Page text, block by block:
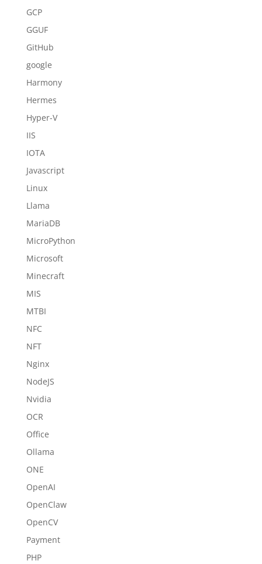
GCP
GGUF
GitHub
google
Harmony
Hermes
Hyper-V
IIS
IOTA
Javascript
Linux
Llama
MariaDB
MicroPython
Microsoft
Minecraft
MIS
MTBI
NFC
NFT
Nginx
NodeJS
Nvidia
OCR
Office
Ollama
ONE
OpenAI
OpenClaw
OpenCV
Payment
PHP